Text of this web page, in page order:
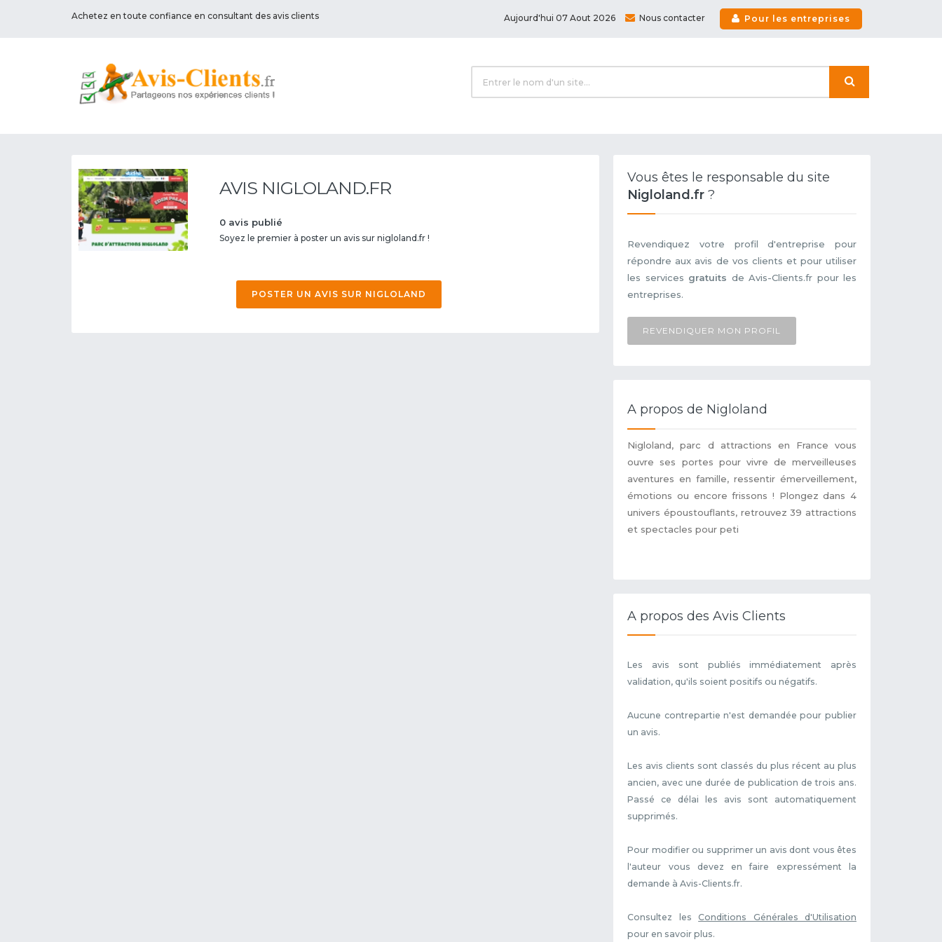
Achetez en toute confiance en consultant des avis clients Aujourd'hui 07 Aout 2026 Nous contacter Pour les entreprises
AVIS NIGLOLAND.FR
0 avis publié
Soyez le premier à poster un avis sur nigloland.fr !
POSTER UN AVIS SUR NIGLOLAND
Vous êtes le responsable du site
Nigloland.fr ?
Revendiquez votre profil d'entreprise pour
répondre aux avis de vos clients et pour utiliser
les services gratuits de Avis-Clients.fr pour les
entreprises.
REVENDIQUER MON PROFIL
A propos de Nigloland
Nigloland, parc d attractions en France vous
ouvre ses portes pour vivre de merveilleuses
aventures en famille, ressentir émerveillement,
émotions ou encore frissons ! Plongez dans 4
univers époustouflants, retrouvez 39 attractions
et spectacles pour peti
A propos des Avis Clients
Les avis sont publiés immédiatement après
validation, qu'ils soient positifs ou négatifs.
Aucune contrepartie n'est demandée pour publier
un avis.
Les avis clients sont classés du plus récent au plus
ancien, avec une durée de publication de trois ans.
Passé ce délai les avis sont automatiquement
supprimés.
Pour modifier ou supprimer un avis dont vous êtes
l'auteur vous devez en faire expressément la
demande à Avis-Clients.fr.
Consultez lesConditions Générales d'Utilisation
pour en savoir plus.